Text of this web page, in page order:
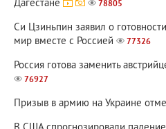
Дагестане
78805
Си Цзиньпин заявил о
мир вместе с Россией
77326
Россия готова заменить
76927
Призыв в армию на Украине